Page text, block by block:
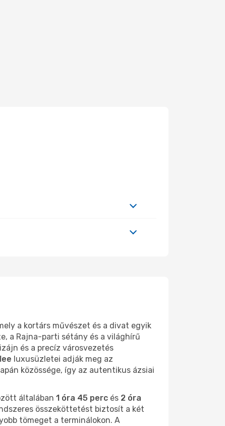
a kortárs művészet és a divat egyik
a Rajna-parti sétány és a világhírű
és a precíz városvezetés
luxusüzletei adják meg az
közössége, így az autentikus ázsiai
általában 1 óra 45 perc és 2 óra
összeköttetést biztosít a két
tömeget a terminálokon. A